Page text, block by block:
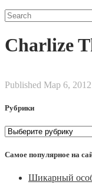
Search
for:
Charlize
Published Мар 6, 2012
Рубрики
Рубрики
Самое популярное на
Шикарный